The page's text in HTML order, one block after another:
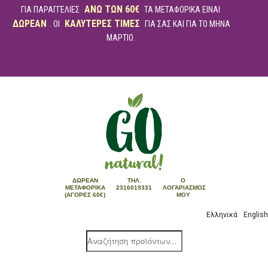
ΓΙΑ ΠΑΡΑΓΓΕΛΙΕΣ ΑΝΩ ΤΩΝ 60€ ΤΑ ΜΕΤΑΦΟΡΙΚΑ ΕΙΝΑΙ
ΔΩΡΕΑΝ . ΟΙ ΚΑΛΥΤΕΡΕΣ ΤΙΜΕΣ
ΓΙΑ ΣΑΣ ΚΑΙ ΓΙΑ ΤΟ ΜΗΝΑ
ΜΑΡΤΙΟ.
ΔΩΡΕΆΝ
ΜΕΤΑΦΟΡΙΚΆ
(ΑΓΟΡΈΣ 60€)
ΤΗΛ.
2316019331
Ο
ΛΟΓΑΡΙΑΣΜΌΣ
ΜΟΥ
Ελληνικά English
Products